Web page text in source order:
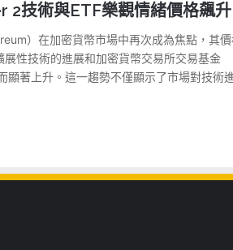
2技術與ETF樂觀情緒價格飆升
）在加密貨幣市場中再次成為焦點，其
性技術的進展和加密貨幣交易所交易基金
顯著上升。這一趨勢不僅顯示了市場對技術